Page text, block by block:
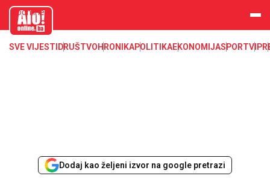
aloonline.b
SVE VIJESTI DRUŠTVOHRONIKAPOLITIKAEKONOMIJASPORTVIP
Dodaj kao željeni izvor na google pretrazi